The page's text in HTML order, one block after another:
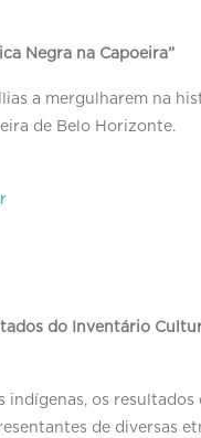
Negra na Capoeira”
a mergulharem na
de Belo Horizonte.
do Inventário
indígenas, os
de diversas